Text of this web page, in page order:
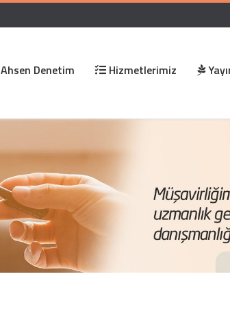
Ahsen Denetim Hizmetlerimiz